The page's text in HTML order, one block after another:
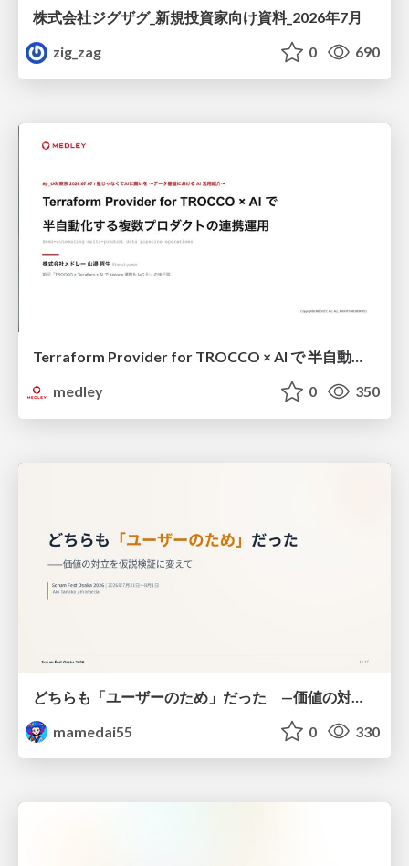
株式会社ジグザグ_新規投資家向け資料_2026年7月
zig_zag
0 690
Terraform Provider for TROCCO × AI で 半自動化する複数プロダクトの連携運用 / Semi-Automating Multi-Product Data Integration Ops with the Terraform Provider for TROCCO × AI
medley
0 350
mamedai55
0 330